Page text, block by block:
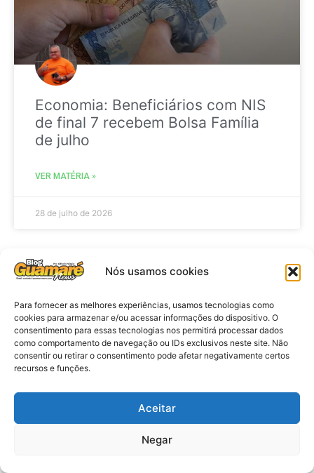
Nós usamos cookies
Para fornecer as melhores experiências, usamos tecnologias como
cookies para armazenar e/ou acessar informações do dispositivo. O
consentimento para essas tecnologias nos permitirá processar dados
como comportamento de navegação ou IDs exclusivos neste site. Não
consentir ou retirar o consentimento pode afetar negativamente certos
recursos e funções.
Aceitar
Negar
Economia: Beneficiários com NIS
de final 7 recebem Bolsa Família
de julho
VER MATÉRIA »
28 de julho de 2026
NOTICIA POLICIAL
Policia: Suspeito de matar homem